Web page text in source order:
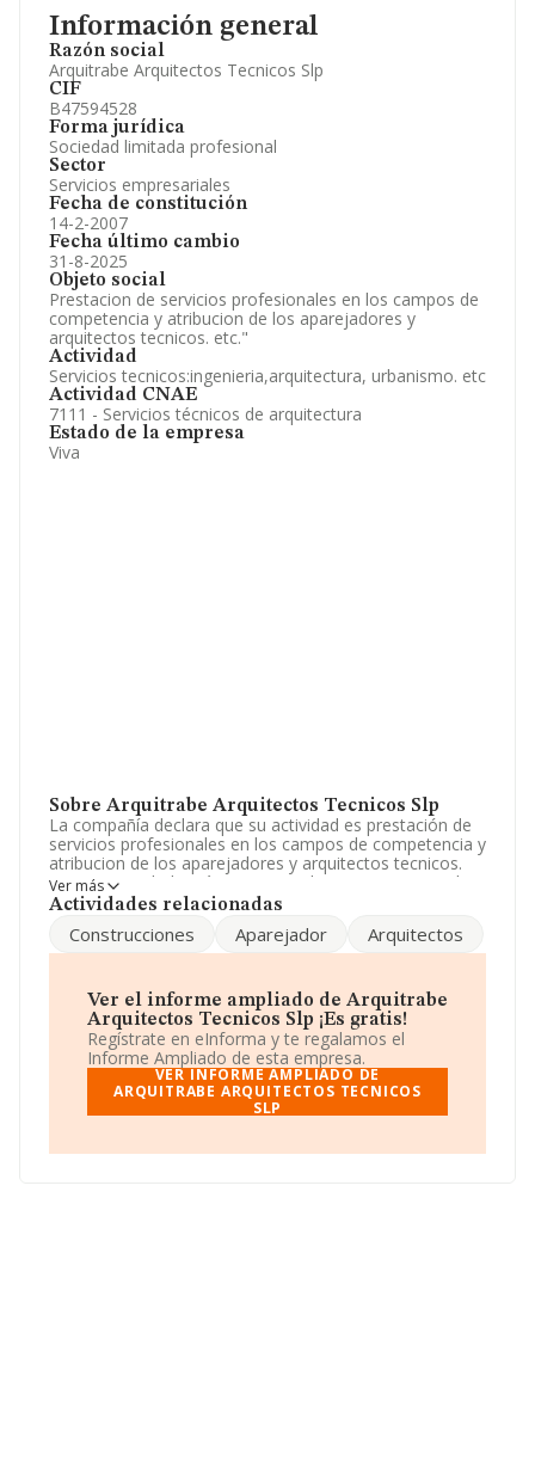
Información general
Razón social
Arquitrabe Arquitectos Tecnicos Slp
CIF
B47594528
Forma jurídica
Sociedad limitada profesional
Sector
Servicios empresariales
Fecha de constitución
14-2-2007
Fecha último cambio
31-8-2025
Objeto social
Prestacion de servicios profesionales en los campos de
competencia y atribucion de los aparejadores y
arquitectos tecnicos. etc."
Actividad
Servicios tecnicos:ingenieria,arquitectura, urbanismo. etc
Actividad CNAE
7111 - Servicios técnicos de arquitectura
Estado de la empresa
Viva
Sobre Arquitrabe Arquitectos Tecnicos Slp
La compañía declara que su actividad es prestación de
servicios profesionales en los campos de competencia y
atribucion de los aparejadores y arquitectos tecnicos.
etc. La sociedad está inscrita en el Registro Mercantil
como Sociedad Limitada. Tiene CNAE: 7111 - 'Servicios
en mercados exteriores.
permanecido igual y según los datos a disposición de
INFORMA, ha tenido un número de empleados por
debajo de la media de sector.
Acerca de la información disponible en INFORMA sobre
los distintos rankings: en 2024 la empresa ha caído 310
puestos a nivel sectorial pasando a ocupar la posición
mejor posicionadas las siguientes empresas del sector:
Ver más
Actividades relacionadas
Construcciones Aparejador Arquitectos
Ver el informe ampliado de Arquitrabe
Arquitectos Tecnicos Slp ¡Es gratis!
Regístrate en eInforma y te regalamos el
Informe Ampliado de esta empresa.
VER INFORME AMPLIADO DE
ARQUITRABE ARQUITECTOS TECNICOS
SLP